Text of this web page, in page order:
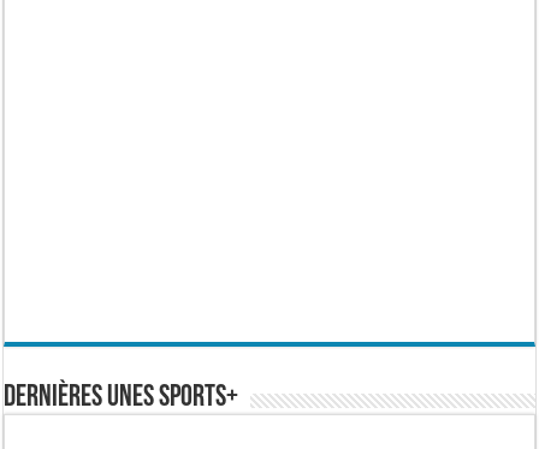
Dernières Unes Sports+